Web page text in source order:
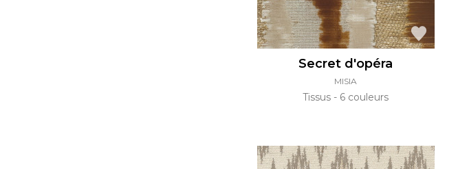
Secret d'opéra
MISIA
Tissus 6 couleurs